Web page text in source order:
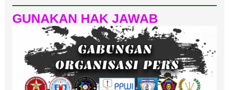
GUNAKAN HAK JAWAB